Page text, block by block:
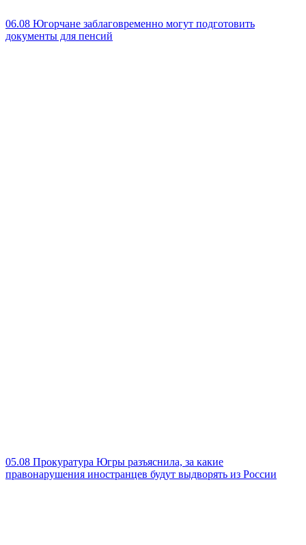
06.08 Югорчане заблаговременно могут подготовить
документы для пенсий
05.08 Прокуратура Югры разъяснила, за какие
правонарушения иностранцев будут выдворять из России